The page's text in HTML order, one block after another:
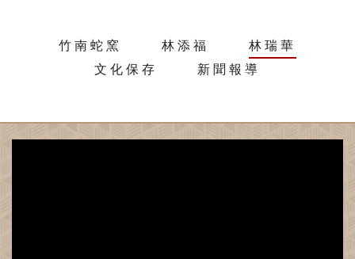
竹南蛇窯 林添福
林瑞華
文化保存
新聞報導